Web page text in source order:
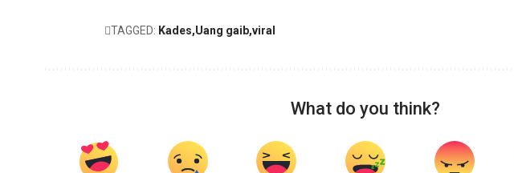
TAGGED: Kades Uang gaib viral
What do you think?